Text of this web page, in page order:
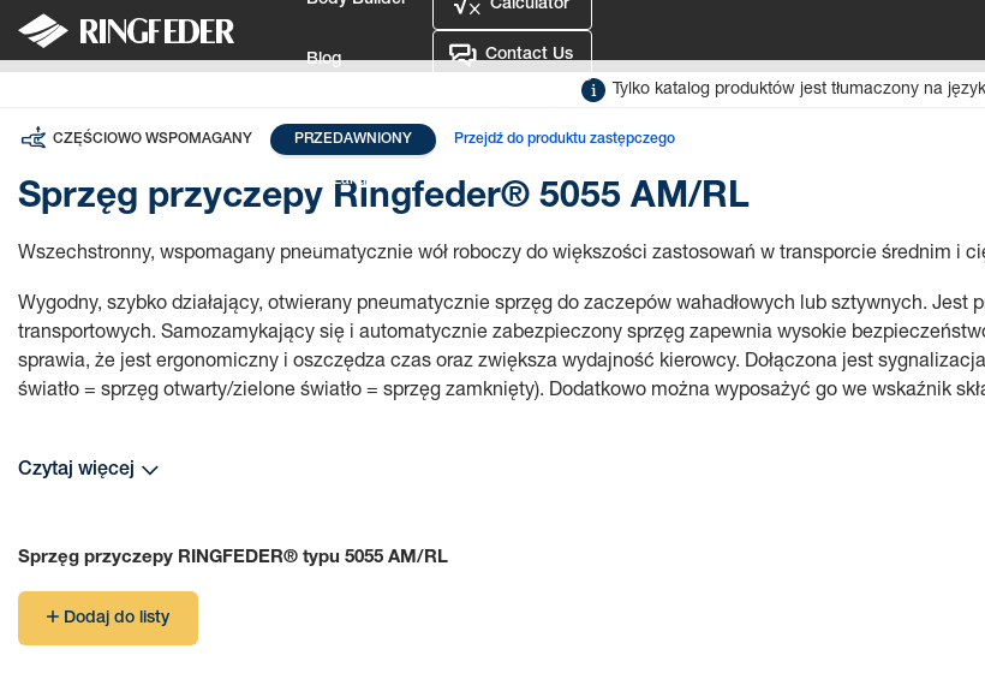
Blog
Defence
Language
Calculator
Contact Us
Tylko katalog produktów jest tłumaczony na
Sprzęg przyczepy Ringfeder® 5055 AM/RL
CZĘŚCIOWO WSPOMAGANY PRZEDAWNIONY Przejdź do produktu zastępczego
Sprzęg przyczepy Ringfeder® 5055 AM/RL
Wszechstronny, wspomagany pneumatycznie wół roboczy do większości zastosowań w transporcie średnim i
Wygodny, szybko działający, otwierany pneumatycznie sprzęg do zaczepów wahadłowych lub sztywnych.
transportowych. Samozamykający się i automatycznie zabezpieczony sprzęg zapewnia wysokie
sprawia, że jest ergonomiczny i oszczędza czas oraz zwiększa wydajność kierowcy. Dołączona jest
światło = sprzęg otwarty/zielone światło = sprzęg zamknięty). Dodatkowo można wyposażyć go we wskaźnik
Czytaj więcej
Sprzęg przyczepy RINGFEDER® typu 5055 AM/RL
Dodaj do listy